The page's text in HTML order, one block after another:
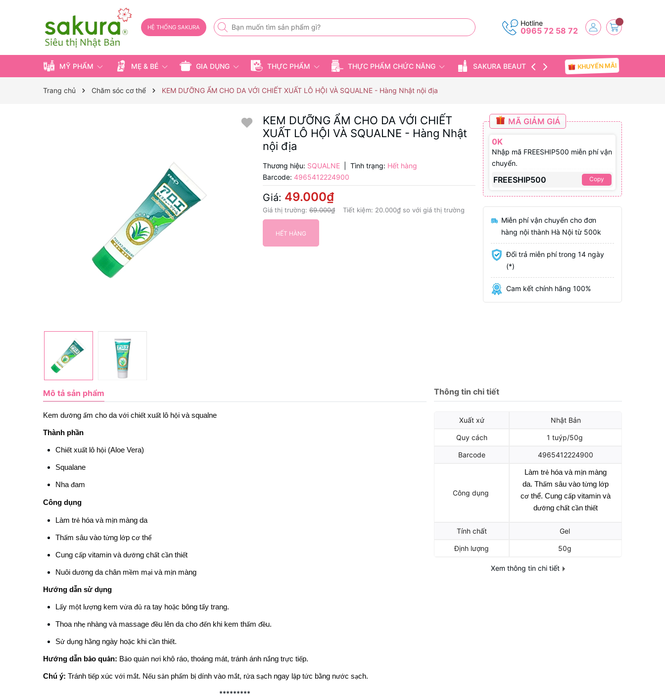
HỆ THỐNG SAKURA Hotline
0965 72 58 72
MỸ PHẨM MẸ & BÉ GIA DỤNG THỰC PHẨM THỰC PHẨM CHỨC NĂNG SAKURA BEAUTY TIN TỨC
KHUYẾN MÃI
Trang chủ Chăm sóc cơ thể KEM DƯỠNG ẨM CHO DA VỚI CHIẾT XUẤT LÔ HỘI VÀ SQUALNE - Hàng Nhật nội địa
KEM DƯỠNG ẨM CHO DA VỚI CHIẾT
XUẤT LÔ HỘI VÀ SQUALNE - Hàng Nhật
nội địa
Thương hiệu: SQUALNE Tình trạng: Hết hàng
Barcode: 4965412224900
Giá: 49.000₫
Giá thị trường:69.000₫ Tiết kiệm: 20.000₫ so với giá thị trường
HẾT HÀNG
MÃ GIẢM GIÁ
0K
Nhập mã FREESHIP500 miễn phí vận
chuyển.
FREESHIP500 Copy
Miễn phí vận chuyển cho đơn
hàng nội thành Hà Nội từ 500k
Đổi trả miễn phí trong 14 ngày
(*)
Cam kết chính hãng 100%
Mô tả sản phẩm
Kem dưỡng ẩm cho da với chiết xuất lô hội và squalne
Thành phần
Chiết xuất lô hội (Aloe Vera)
Squalane
Nha đam
Công dụng
Làm trẻ hóa và mịn màng da
Thấm sâu vào từng lớp cơ thể
Cung cấp vitamin và dưỡng chất cần thiết
Nuôi dưỡng da chân mềm mại và mịn màng
Hướng dẫn sử dụng
Lấy một lượng kem vừa đủ ra tay hoặc bông tẩy trang.
Thoa nhẹ nhàng và massage đều lên da cho đến khi kem thấm đều.
Sử dụng hằng ngày hoặc khi cần thiết.
Hướng dẫn bảo quản: Bảo quản nơi khô ráo, thoáng mát, tránh ánh nắng trực tiếp.
Chú ý: Tránh tiếp xúc với mắt. Nếu sản phẩm bị dính vào mắt, rửa sạch ngay lập tức bằng nước sạch.
*********
Thông tin chi tiết
Xuất xứ Nhật Bản
Quy cách 1 tuýp/50g
Barcode 4965412224900
Công dụng
Làm trẻ hóa và mịn màng
da. Thấm sâu vào từng lớp
cơ thể. Cung cấp vitamin và
dưỡng chất cần thiết
Tính chất Gel
Định lượng 50g
Xem thông tin chi tiết